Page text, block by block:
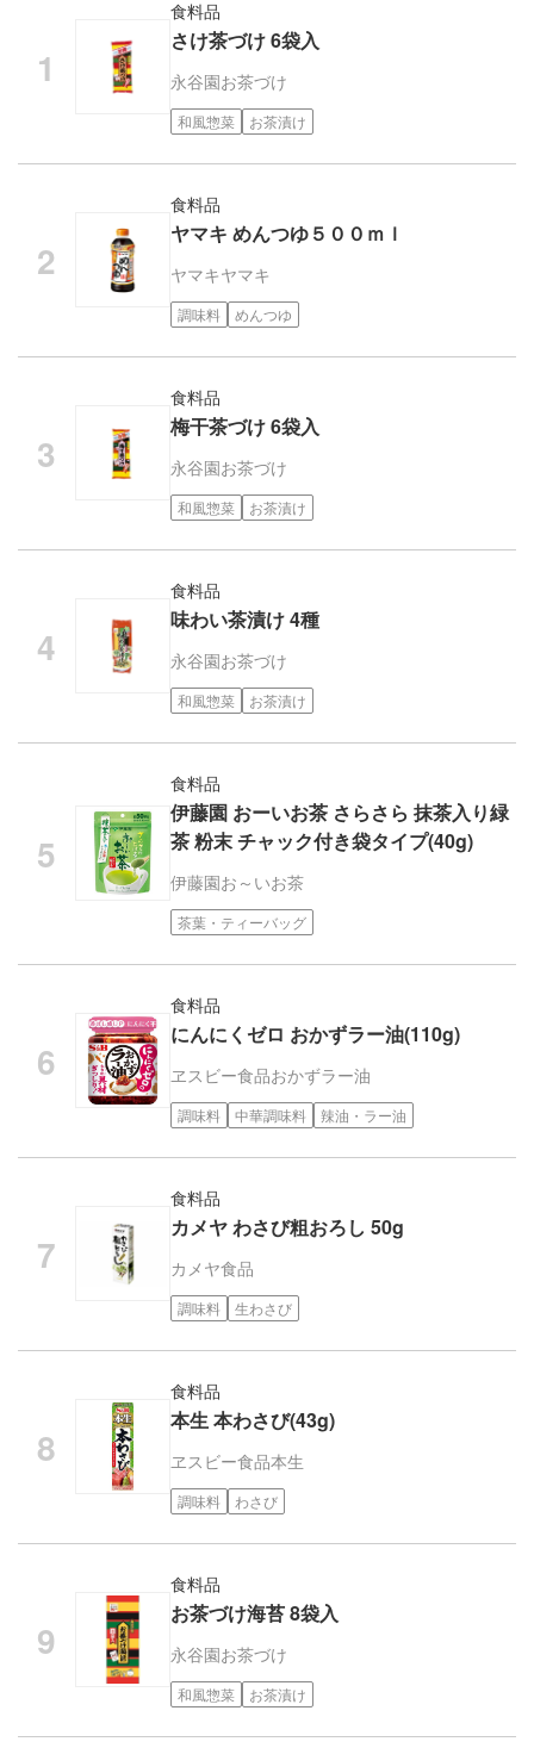
食料品
さけ茶づけ 6袋入
永谷園お茶づけ
和風惣菜 お茶漬け
食料品
ヤマキ めんつゆ５００ｍｌ
ヤマキヤマキ
調味料 めんつゆ
食料品
梅干茶づけ 6袋入
永谷園お茶づけ
和風惣菜 お茶漬け
食料品
味わい茶漬け 4種
永谷園お茶づけ
和風惣菜 お茶漬け
食料品
伊藤園 おーいお茶 さらさら 抹茶入り緑
茶 粉末 チャック付き袋タイプ(40g)
伊藤園お～いお茶
茶葉・ティーバッグ
食料品
にんにくゼロ おかずラー油(110g)
ヱスビー食品おかずラー油
調味料 中華調味料 辣油・ラー油
食料品
カメヤ わさび粗おろし 50g
カメヤ食品
調味料 生わさび
食料品
本生 本わさび(43g)
ヱスビー食品本生
調味料 わさび
食料品
お茶づけ海苔 8袋入
永谷園お茶づけ
和風惣菜 お茶漬け